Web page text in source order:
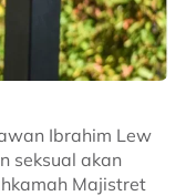
Ibrahim Lew
seksual akan
Majistret